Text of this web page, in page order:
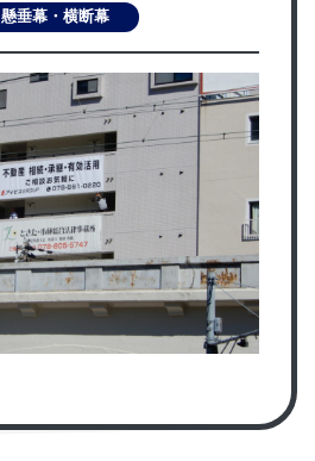
懸垂幕・横断幕